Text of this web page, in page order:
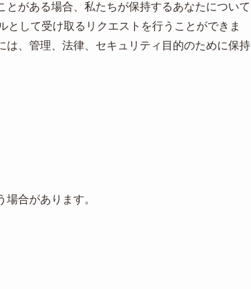
がある場合、私たちが保持するあなたについて
して受け取るリクエストを行うことができま
、管理、法律、セキュリティ目的のために保持
合があります。